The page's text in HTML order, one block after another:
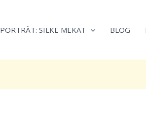
PORTRÄT: SILKE MEKAT BLOG
sich
reduzieren